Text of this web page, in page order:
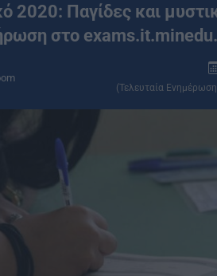
2020: Παγίδες και
στο
(Τελευταία